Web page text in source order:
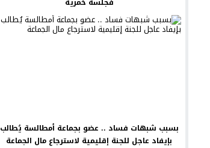
فجلسة خمرية
بسبب شبهات فساد .. عضو بجماعة أمطالسة يُطالب
بإيفاد عاجل للجنة إقليمية لاسترجاع مال الجماعة